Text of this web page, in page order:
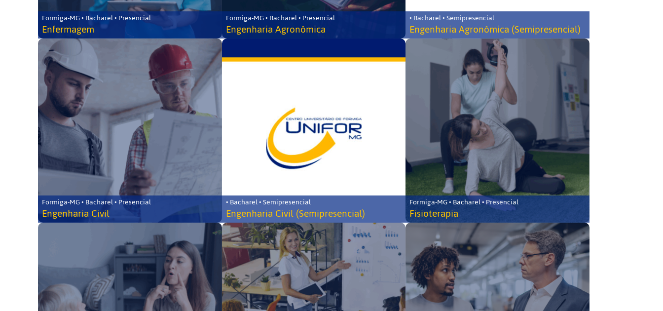
Formiga-MG • Bacharel • Presencial
Enfermagem
Formiga-MG • Bacharel • Presencial
Engenharia Agronômica
• Bacharel • Semipresencial
Engenharia Agronômica (Semipresencial)
Formiga-MG • Bacharel • Presencial
Engenharia Civil
• Bacharel • Semipresencial
Engenharia Civil (Semipresencial)
Formiga-MG • Bacharel • Presencial
Fisioterapia